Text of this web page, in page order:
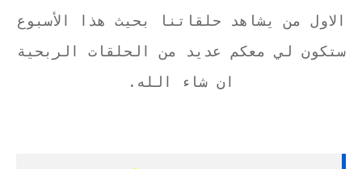
الاول من يشاهد حلقاتنا بحيث هذا الأسبوع
ستكون لي معكم عديد من الحلقات الربحية
ان شاء الله.